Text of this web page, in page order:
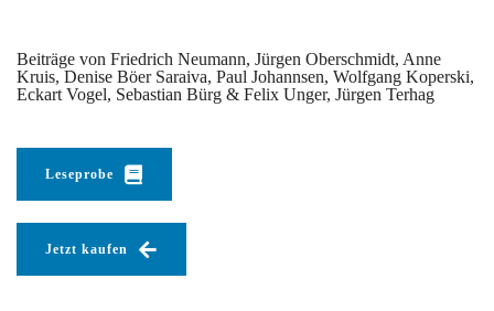
Beiträge von Friedrich Neumann, Jürgen Oberschmidt, Anne
Kruis, Denise Böer Saraiva, Paul Johannsen, Wolfgang Koperski,
Eckart Vogel, Sebastian Bürg & Felix Unger, Jürgen Terhag
Leseprobe
Jetzt kaufen